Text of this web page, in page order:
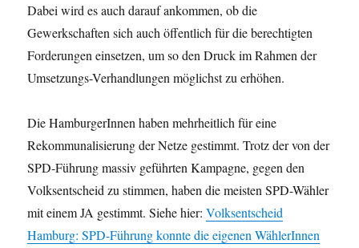
Dabei wird es auch darauf ankommen, ob die
Gewerkschaften sich auch öffentlich für die berechtigten
Forderungen einsetzen, um so den Druck im Rahmen der
Umsetzungs-Verhandlungen möglichst zu erhöhen.
Die HamburgerInnen haben mehrheitlich für eine
Rekommunalisierung der Netze gestimmt. Trotz der von der
SPD-Führung massiv geführten Kampagne, gegen den
Volksentscheid zu stimmen, haben die meisten SPD-Wähler
mit einem JA gestimmt. Siehe hier:Volksentscheid
Hamburg: SPD-Führung konnte die eigenen WählerInnen